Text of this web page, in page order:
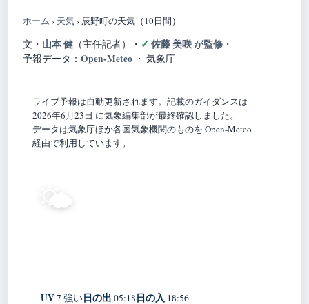
ホーム › 天気› 辰野町の天気（10日間）
文・ 山本 健 （主任記者） ・ 佐藤 美咲 が監修 ・
予報データ： Open-Meteo ・ 気象庁
ライブ予報は自動更新されます。記載のガイダンスは
2026年6月23日 に気象編集部が最終確認しました。
データは気象庁ほか各国気象機関のものを Open-Meteo
経由で利用しています。
🌤️
UV7 強い日の出 05:18日の入 18:56